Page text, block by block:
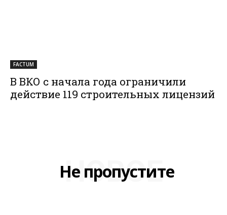
FACTUM
В ВКО с начала года ограничили
действие 119 строительных лицензий
Не пропустите
НОВОЕ